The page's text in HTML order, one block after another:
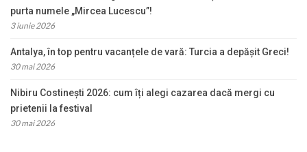
purta numele „Mircea Lucescu”!
3 iunie 2026
Antalya, în top pentru vacanțele de vară: Turcia a depășit Greci!
30 mai 2026
Nibiru Costinești 2026: cum îți alegi cazarea dacă mergi cu
prietenii la festival
30 mai 2026